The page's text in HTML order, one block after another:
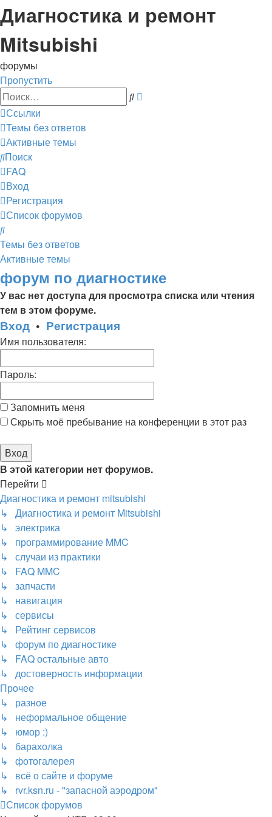
Диагностика и ремонт
Mitsubishi
форумы
Пропустить
Поиск
Ссылки
Темы без ответов
Активные темы
Поиск
FAQ
Вход
Регистрация
Список форумов
Поиск
Темы без ответов
Активные темы
форум по диагностике
У вас нет доступа для просмотра списка или чтения
тем в этом форуме.
Вход • Регистрация
Имя пользователя:
Пароль:
Запомнить меня
Скрыть моё пребывание на конференции в этот раз
В этой категории нет форумов.
Перейти
Диагностика и ремонт mitsubishi
↳ Диагностика и ремонт Mitsubishi
↳ электрика
↳ программирование MMC
↳ случаи из практики
↳ FAQ MMC
↳ запчасти
↳ навигация
↳ сервисы
↳ Рейтинг сервисов
↳ форум по диагностике
↳ FAQ остальные авто
↳ достоверность информации
Прочее
↳ разное
↳ неформальное общение
↳ юмор :)
↳ барахолка
↳ фотогалерея
↳ всё о сайте и форуме
↳ rvr.ksn.ru - "запасной аэродром"
Список форумов